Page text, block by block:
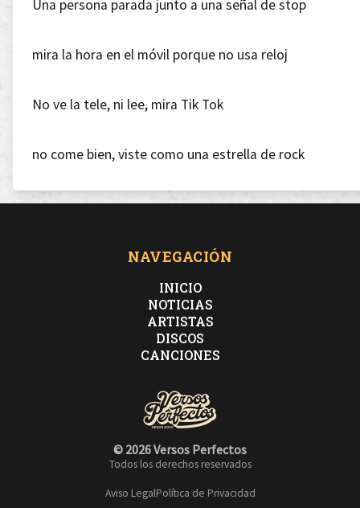
Una persona parada junto a una señal de stop
mira la hora en el móvil porque no usa reloj
No ve la tele, ni lee, mira Tik Tok
no come bien, viste como una estrella de rock
No cree en nada, un poco en la amistad y el amor
no tiene nada, que dure más de un mes o dos
Ni espera nada, no hace ni pide un favor
entiende poco de lo que pasa a su alrededor
Importa poco, ni en días de rabia o dolor
NAVEGACIÓN
INICIO
NOTICIAS
ARTISTAS
DISCOS
CANCIONES
© 2026 Versos Perfectos
Todos los derechos reservados
Aviso LegalPolítica de Privacidad